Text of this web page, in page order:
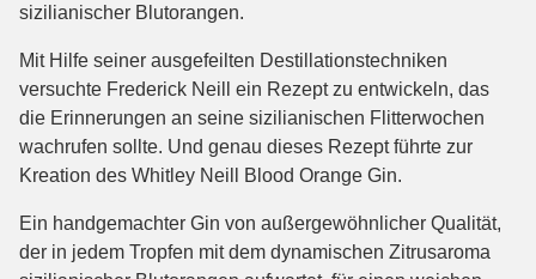
sizilianischer Blutorangen.
Mit Hilfe seiner ausgefeilten Destillationstechniken
versuchte Frederick Neill ein Rezept zu entwickeln, das
die Erinnerungen an seine sizilianischen Flitterwochen
wachrufen sollte. Und genau dieses Rezept führte zur
Kreation des Whitley Neill Blood Orange Gin.
Ein handgemachter Gin von außergewöhnlicher Qualität,
der in jedem Tropfen mit dem dynamischen Zitrusaroma